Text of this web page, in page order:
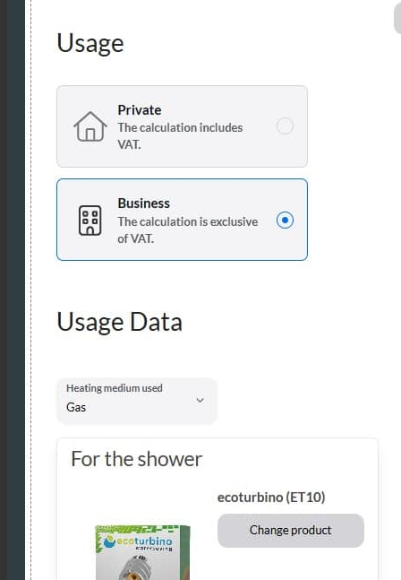
Calculați economiile hoteliere cu ajutorul calculatorului